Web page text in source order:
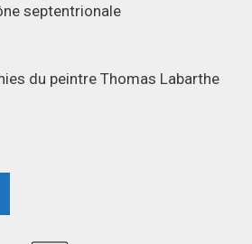
septentrionale
du peintre Thomas Labarthe